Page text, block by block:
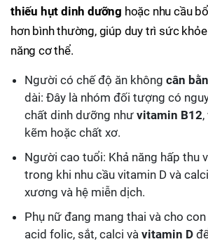
thiếu hụt dinh dưỡng hoặc nhu cầu
hơn bình thường, giúp duy trì sức
năng cơ thể.
Người có chế độ ăn không cân
dài: Đây là nhóm đối tượng có
chất dinh dưỡng như vitamin B12
kẽm hoặc chất xơ.
Người cao tuổi: Khả năng hấp thu
trong khi nhu cầu vitamin D và
xương và hệ miễn dịch.
Phụ nữ đang mang thai và cho
acid folic, sắt, calci và vitamin D